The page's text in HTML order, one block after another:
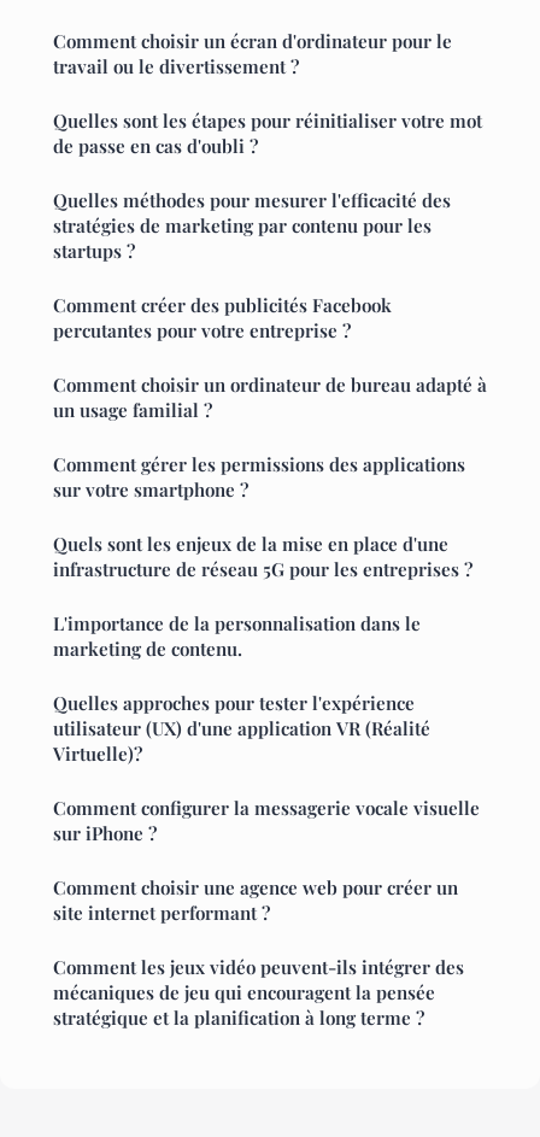
Comment choisir un écran d'ordinateur pour le
travail ou le divertissement ?
Quelles sont les étapes pour réinitialiser votre mot
de passe en cas d'oubli ?
Quelles méthodes pour mesurer l'efficacité des
stratégies de marketing par contenu pour les
startups ?
Comment créer des publicités Facebook
percutantes pour votre entreprise ?
Comment choisir un ordinateur de bureau adapté à
un usage familial ?
Comment gérer les permissions des applications
sur votre smartphone ?
Quels sont les enjeux de la mise en place d'une
infrastructure de réseau 5G pour les entreprises ?
L'importance de la personnalisation dans le
marketing de contenu.
Quelles approches pour tester l'expérience
utilisateur (UX) d'une application VR (Réalité
Virtuelle)?
Comment configurer la messagerie vocale visuelle
sur iPhone ?
Comment choisir une agence web pour créer un
site internet performant ?
Comment les jeux vidéo peuvent-ils intégrer des
mécaniques de jeu qui encouragent la pensée
stratégique et la planification à long terme ?